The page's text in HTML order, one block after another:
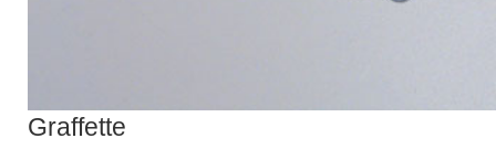
Graffette